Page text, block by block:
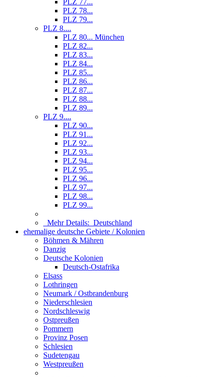
PLZ 77...
PLZ 78...
PLZ 79...
PLZ 8....
PLZ 80... München
PLZ 82...
PLZ 83...
PLZ 84...
PLZ 85...
PLZ 86...
PLZ 87...
PLZ 88...
PLZ 89...
PLZ 9....
PLZ 90...
PLZ 91...
PLZ 92...
PLZ 93...
PLZ 94...
PLZ 95...
PLZ 96...
PLZ 97...
PLZ 98...
PLZ 99...
Mehr Details: Deutschland
ehemalige deutsche Gebiete / Kolonien
Böhmen & Mähren
Danzig
Deutsche Kolonien
Deutsch-Ostafrika
Elsass
Lothringen
Neumark / Ostbrandenburg
Niederschlesien
Nordschleswig
Ostpreußen
Pommern
Provinz Posen
Schlesien
Sudetengau
Westpreußen